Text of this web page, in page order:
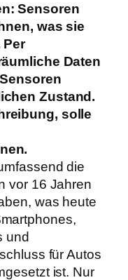
Sensoren
was sie
Per
Daten
Zustand.
solle
die
vor 16 Jahren
was heute
und
für Autos
ist. Nur